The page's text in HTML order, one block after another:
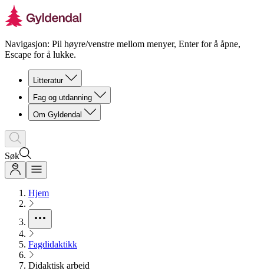
Navigasjon: Pil høyre/venstre mellom menyer, Enter for å åpne,
Escape for å lukke.
Litteratur
Fag og utdanning
Om Gyldendal
Søk
Hjem
Fagdidaktikk
Didaktisk arbeid